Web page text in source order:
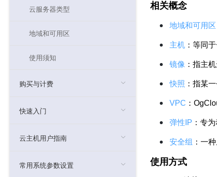
云服务器类型
地域和可用区
使用须知
购买与计费
快速入门
云主机用户指南
常用系统参数设置
相关概念
地域和可用区
主机 ：等同
镜像 ：指主
快照 ：指某
VPC ：
弹性IP ：专
安全组 ：一
使用方式